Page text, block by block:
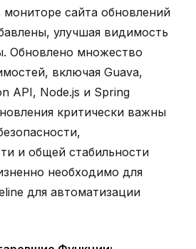
сайта обновлений
улучшая видимость
Обновлено множество
включая Guava,
API, Node.js и Spring
критически важны
и общей стабильности
необходимо для
для автоматизации